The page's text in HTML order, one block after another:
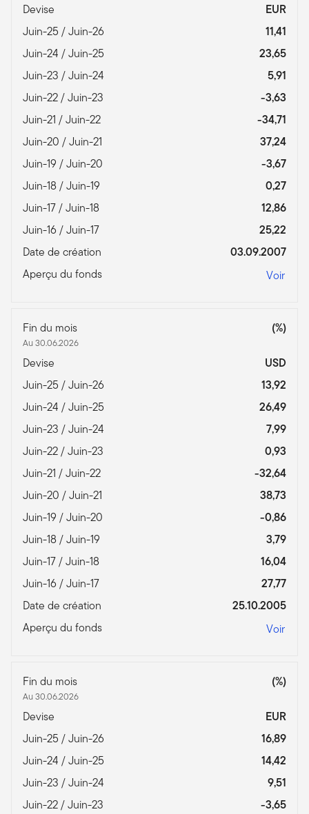
Devise
EUR
Juin-25 / Juin-26
11,41
Juin-24 / Juin-25
23,65
Juin-23 / Juin-24
5,91
Juin-22 / Juin-23
-3,63
Juin-21 / Juin-22
-34,71
Juin-20 / Juin-21
37,24
Juin-19 / Juin-20
-3,67
Juin-18 / Juin-19
0,27
Juin-17 / Juin-18
12,86
Juin-16 / Juin-17
25,22
Date de création
03.09.2007
Aperçu du fonds
Voir
Fin du mois
Au 30.06.2026
(%)
Devise
USD
Juin-25 / Juin-26
13,92
Juin-24 / Juin-25
26,49
Juin-23 / Juin-24
7,99
Juin-22 / Juin-23
0,93
Juin-21 / Juin-22
-32,64
Juin-20 / Juin-21
38,73
Juin-19 / Juin-20
-0,86
Juin-18 / Juin-19
3,79
Juin-17 / Juin-18
16,04
Juin-16 / Juin-17
27,77
Date de création
25.10.2005
Aperçu du fonds
Voir
Fin du mois
Au 30.06.2026
(%)
Devise
EUR
Juin-25 / Juin-26
16,89
Juin-24 / Juin-25
14,42
Juin-23 / Juin-24
9,51
Juin-22 / Juin-23
-3,65